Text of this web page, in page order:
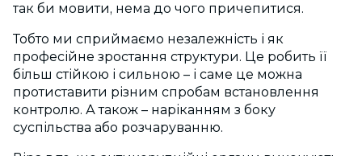
так би мовити, нема до чого причепитися.
Тобто ми сприймаємо незалежність і як
професійне зростання структури. Це робить її
більш стійкою і сильною – і саме це можна
протиставити різним спробам встановлення
контролю. А також – наріканням з боку
суспільства або розчаруванню.